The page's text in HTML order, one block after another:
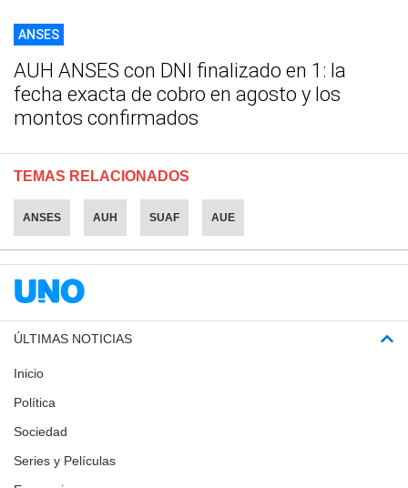
ANSES
AUH ANSES con DNI finalizado en 1: la
fecha exacta de cobro en agosto y los
montos confirmados
TEMAS RELACIONADOS
ANSES AUH SUAF AUE
ÚLTIMAS NOTICIAS
Inicio
Política
Sociedad
Series y Películas